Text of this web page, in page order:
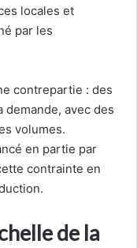
locales et
par les
contrepartie : des
demande, avec des
volumes.
en partie par
contrainte en
de la